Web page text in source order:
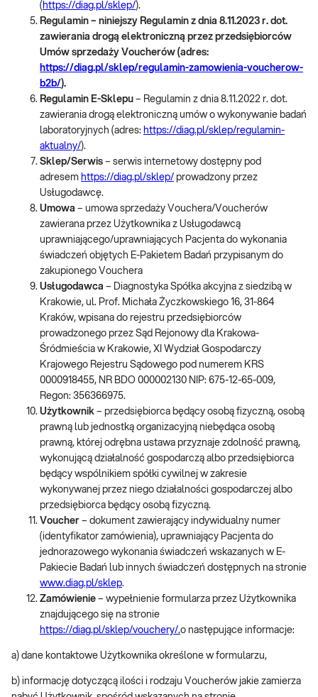
( https://diag.pl/sklep/).
Regulamin – niniejszy Regulamin z dnia 8.11.2023 r. dot.
zawierania drogą elektroniczną przez przedsiębiorców
Umów sprzedaży Voucherów (adres:
https://diag.pl/sklep/regulamin-zamowienia-voucherow-
b2b/).
Regulamin E-Sklepu – Regulamin z dnia 8.11.2022 r. dot.
zawierania drogą elektroniczną umów o wykonywanie badań
laboratoryjnych (adres: https://diag.pl/sklep/regulamin-
aktualny/).
Sklep/Serwis – serwis internetowy dostępny pod
adresem https://diag.pl/sklep/ prowadzony przez
Usługodawcę.
Umowa – umowa sprzedaży Vouchera/Voucherów
zawierana przez Użytkownika z Usługodawcą
uprawniającego/uprawniających Pacjenta do wykonania
świadczeń objętych E-Pakietem Badań przypisanym do
zakupionego Vouchera
Usługodawca – Diagnostyka Spółka akcyjna z siedzibą w
Krakowie, ul. Prof. Michała Życzkowskiego 16, 31-864
Kraków, wpisana do rejestru przedsiębiorców
prowadzonego przez Sąd Rejonowy dla Krakowa-
Śródmieścia w Krakowie, XI Wydział Gospodarczy
Krajowego Rejestru Sądowego pod numerem KRS
0000918455, NR BDO 000002130 NIP: 675-12-65-009,
Regon: 356366975.
Użytkownik – przedsiębiorca będący osobą fizyczną, osobą
prawną lub jednostką organizacyjną niebędąca osobą
prawną, której odrębna ustawa przyznaje zdolność prawną,
wykonującą działalność gospodarczą albo przedsiębiorca
będący wspólnikiem spółki cywilnej w zakresie
wykonywanej przez niego działalności gospodarczej albo
przedsiębiorca będący osobą fizyczną.
Voucher – dokument zawierający indywidualny numer
(identyfikator zamówienia), uprawniający Pacjenta do
jednorazowego wykonania świadczeń wskazanych w E-
Pakiecie Badań lub innych świadczeń dostępnych na stronie
www.diag.pl/sklep.
Zamówienie – wypełnienie formularza przez Użytkownika
znajdującego się na stronie
https://diag.pl/sklep/vouchery/.o następujące informacje:
a) dane kontaktowe Użytkownika określone w formularzu,
b) informację dotyczącą ilości i rodzaju Voucherów jakie zamierza